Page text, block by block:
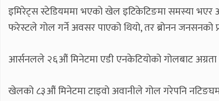
इमिरेट्स स्टेडियममा भएको खेल इटिकेटिङमा समस्या भएर
फरेस्टले गोल गर्ने अवसर पाएको थियो, तर ब्रोनन जनसनको
आर्सनलले २६औं मिनेटमा एडी एनकेटियोको गोलबाट
खेलको ८३औं मिनेटमा टाइवो अवानीले गोल गरेपनि